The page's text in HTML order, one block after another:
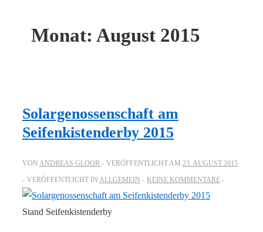
Monat: August 2015
Solargenossenschaft am
Seifenkistenderby 2015
VON ANDREAS GLOOR VERÖFFENTLICHT AM 23. AUGUST 2015
VERÖFFENTLICHT IN ALLGEMEIN KEINE KOMMENTARE
Stand Seifenkistenderby